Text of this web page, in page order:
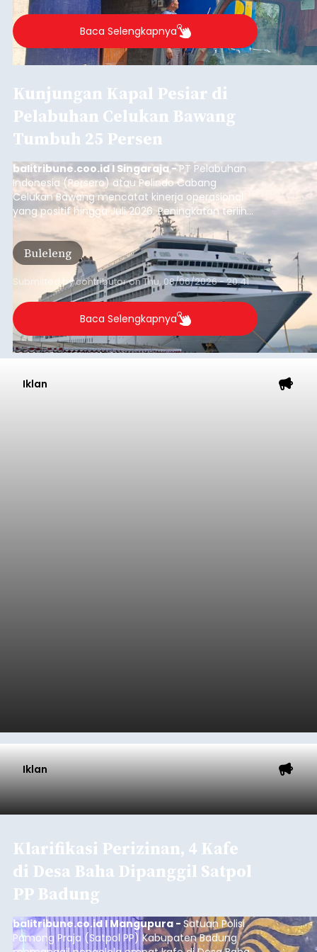
Buleleng.
Baca Selengkapnya
Kunjungan Kapal Pesiar di
Pelabuhan Celukan Bawang
Tumbuh 25 Persen
balitribune.coo.id I Singaraja -PT Pelabuhan
Indonesia (Persero) atau Pelindo Cabang
Celukan Bawang mencatat kinerja operasional
yang positif hingga Juli 2026. Peningkatan terlihat
dari arus kapal yang mencapai 1,48 juta Gross
Tonnage (GT), atau tumbuh 12,4 persen
dibandingkan periode yang sama tahun lalu
yang tercatat sebesar 1,32 juta GT.
Buleleng
Submitted bycontributoronThu, 08/06/2026 - 20:41
Baca Selengkapnya
Iklan
Iklan
Klarifikasi Perizinan, 4 Kafe
di Desa Baha Dipanggil Satpol
PP Badung
balitribune.co.id I Mangupura - Satuan Polisi
Pamong Praja (Satpol PP) Kabupaten Badung